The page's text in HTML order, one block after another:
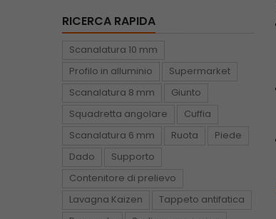
RICERCA RAPIDA
Scanalatura 10 mm
Profilo in alluminio
Supermarket
Scanalatura 8 mm
Giunto
Squadretta angolare
Cuffia
Scanalatura 6 mm
Ruota
Piede
Dado
Supporto
Contenitore di prelievo
Lavagna Kaizen
Tappeto antifatica